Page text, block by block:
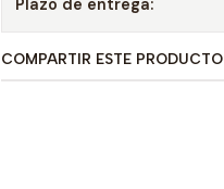
Plazo de entrega:
COMPARTIR ESTE PRODUCTO